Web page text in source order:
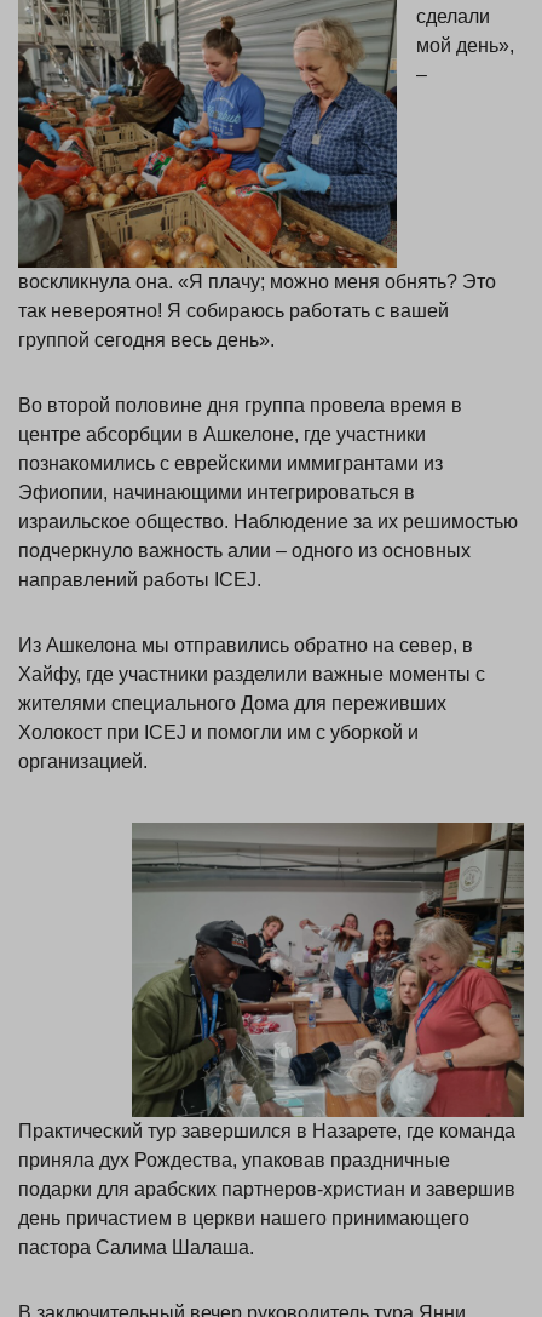
сделали
мой день»,
–
воскликнула она. «Я плачу; можно меня обнять? Это
так невероятно! Я собираюсь работать с вашей
группой сегодня весь день».
Во второй половине дня группа провела время в
центре абсорбции в Ашкелоне, где участники
познакомились с еврейскими иммигрантами из
Эфиопии, начинающими интегрироваться в
израильское общество. Наблюдение за их решимостью
подчеркнуло важность алии – одного из основных
направлений работы ICEJ.
Из Ашкелона мы отправились обратно на север, в
Хайфу, где участники разделили важные моменты с
жителями специального Дома для переживших
Холокост при ICEJ и помогли им с уборкой и
организацией.
Практический тур завершился в Назарете, где команда
приняла дух Рождества, упаковав праздничные
подарки для арабских партнеров-христиан и завершив
день причастием в церкви нашего принимающего
пастора Салима Шалаша.